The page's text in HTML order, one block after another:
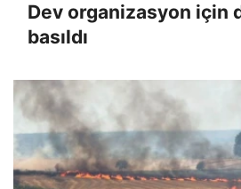
Dev organizasyon için
basıldı